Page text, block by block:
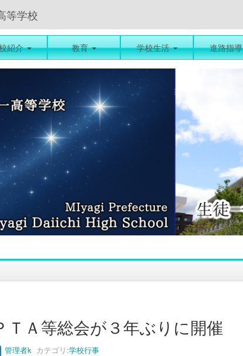
等学校
紹介 教育 学校生活 進路指導
ＴＡ等総会が３年ぶりに開催
管理者k カテゴリ:学校行事